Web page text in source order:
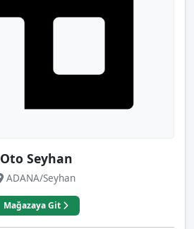
Oto Seyhan
ADANA/Seyhan
Mağazaya Git